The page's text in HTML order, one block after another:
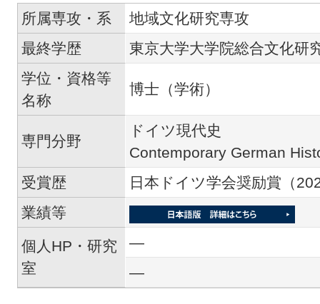
所属専攻・系
地域文化研究専攻
最終学歴
東京大学大学院総合文化研
学位・資格等
名称
博士（学術）
専門分野
ドイツ現代史
Contemporary German
受賞歴
日本ドイツ学会奨励賞（
業績等
個人HP・研究
室
―
―